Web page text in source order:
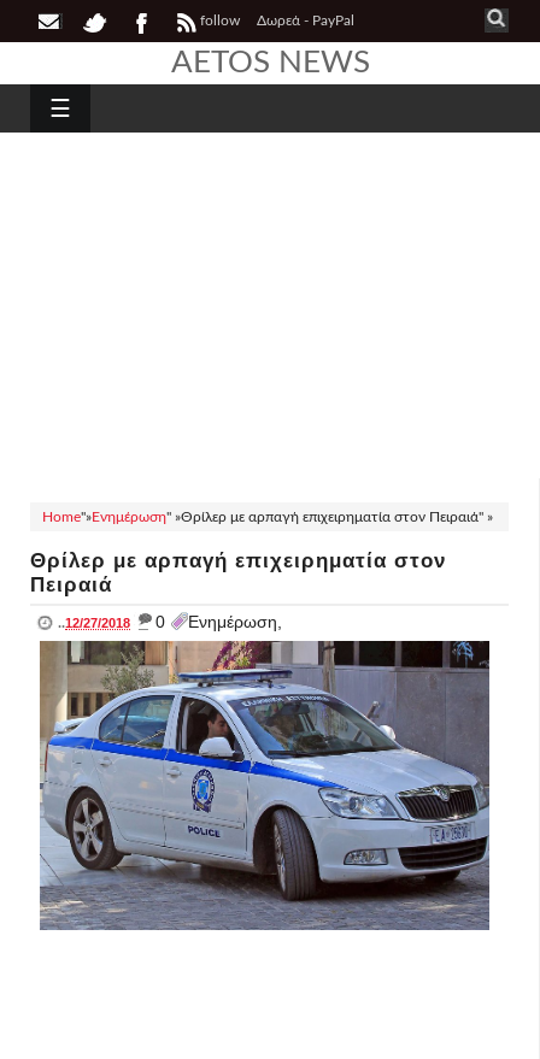
follow Δωρεά - PayPal
AETOS NEWS
☰
Home"»Ενημέρωση" »Θρίλερ με αρπαγή επιχειρηματία στον Πειραιά" »
Θρίλερ με αρπαγή επιχειρηματία στον
Πειραιά
..12/27/2018 _ 0 Ενημέρωση,